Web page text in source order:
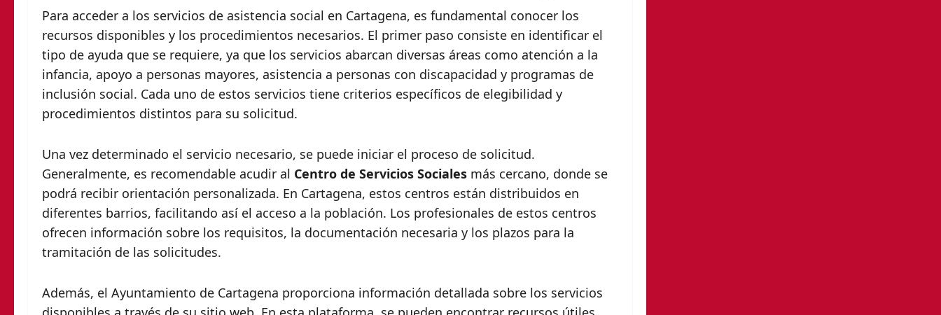
Para acceder a los servicios de asistencia social en Cartagena, es fundamental conocer los
recursos disponibles y los procedimientos necesarios. El primer paso consiste en identificar el
tipo de ayuda que se requiere, ya que los servicios abarcan diversas áreas como atención a la
infancia, apoyo a personas mayores, asistencia a personas con discapacidad y programas de
inclusión social. Cada uno de estos servicios tiene criterios específicos de elegibilidad y
procedimientos distintos para su solicitud.
Una vez determinado el servicio necesario, se puede iniciar el proceso de solicitud.
Generalmente, es recomendable acudir al Centro de Servicios Sociales más cercano, donde se
podrá recibir orientación personalizada. En Cartagena, estos centros están distribuidos en
diferentes barrios, facilitando así el acceso a la población. Los profesionales de estos centros
ofrecen información sobre los requisitos, la documentación necesaria y los plazos para la
tramitación de las solicitudes.
Además, el Ayuntamiento de Cartagena proporciona información detallada sobre los servicios